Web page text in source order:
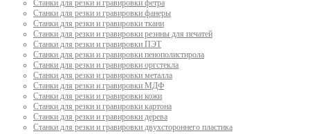
Станки для резки и гравировки фетра
Станки для резки и гравировки фанеры
Станки для резки и гравировки ткани
Станки для резки и гравировки резины для печатей
Станки для резки и гравировки ПЭТ
Станки для резки и гравировки пенополистирола
Станки для резки и гравировки оргстекла
Станки для резки и гравировки металла
Станки для резки и гравировки МДФ
Станки для резки и гравировки кожи
Станки для резки и гравировки картона
Станки для резки и гравировки дерева
Станки для резки и гравировки двухстороннего пластика